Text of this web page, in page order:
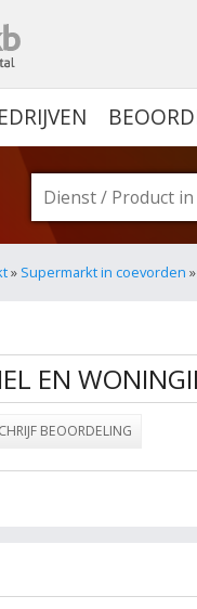
» Supermarkt in coevorden
EN
BEOORDELING